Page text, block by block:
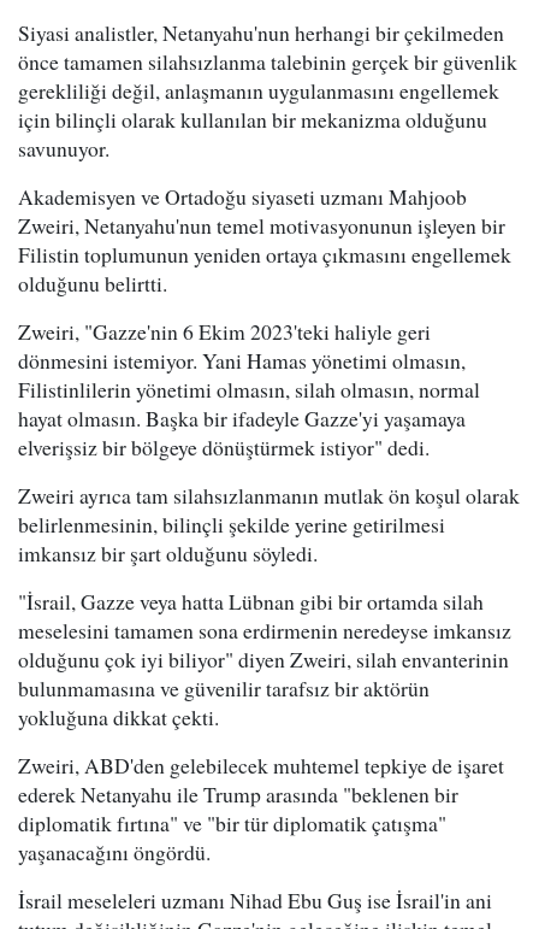
Siyasi analistler, Netanyahu'nun herhangi bir çekilmeden
önce tamamen silahsızlanma talebinin gerçek bir güvenlik
gerekliliği değil, anlaşmanın uygulanmasını engellemek
için bilinçli olarak kullanılan bir mekanizma olduğunu
savunuyor.
Akademisyen ve Ortadoğu siyaseti uzmanı Mahjoob
Zweiri, Netanyahu'nun temel motivasyonunun işleyen bir
Filistin toplumunun yeniden ortaya çıkmasını engellemek
olduğunu belirtti.
Zweiri, "Gazze'nin 6 Ekim 2023'teki haliyle geri
dönmesini istemiyor. Yani Hamas yönetimi olmasın,
Filistinlilerin yönetimi olmasın, silah olmasın, normal
hayat olmasın. Başka bir ifadeyle Gazze'yi yaşamaya
elverişsiz bir bölgeye dönüştürmek istiyor" dedi.
Zweiri ayrıca tam silahsızlanmanın mutlak ön koşul olarak
belirlenmesinin, bilinçli şekilde yerine getirilmesi
imkansız bir şart olduğunu söyledi.
"İsrail, Gazze veya hatta Lübnan gibi bir ortamda silah
meselesini tamamen sona erdirmenin neredeyse imkansız
olduğunu çok iyi biliyor" diyen Zweiri, silah envanterinin
bulunmamasına ve güvenilir tarafsız bir aktörün
yokluğuna dikkat çekti.
Zweiri, ABD'den gelebilecek muhtemel tepkiye de işaret
ederek Netanyahu ile Trump arasında "beklenen bir
diplomatik fırtına" ve "bir tür diplomatik çatışma"
yaşanacağını öngördü.
İsrail meseleleri uzmanı Nihad Ebu Guş ise İsrail'in ani